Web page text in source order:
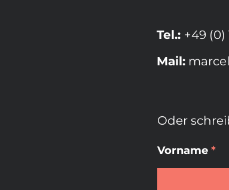
Tel.: +49 (0)
Mail:
Oder
Vorname